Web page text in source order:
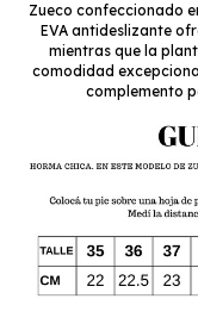
Zueco confeccionado
EVA antideslizante
mientras que la
comodidad
complemento